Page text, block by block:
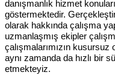
danışmanlık hizmet
göstermektedir.
olarak hakkında çalışma
uzmanlaşmış ekipler
çalışmalarımızın
aynı zamanda da hızlı bir
etmekteyiz.